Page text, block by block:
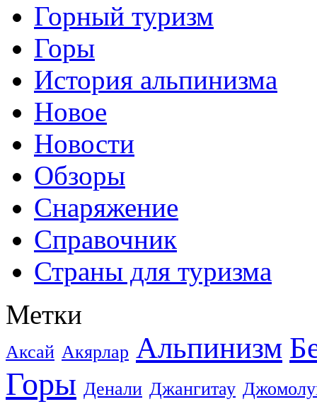
Горный туризм
Горы
История альпинизма
Новое
Новости
Обзоры
Снаряжение
Справочник
Страны для туризма
Метки
Аксай Акярлар Альпинизм
Горы Денали Джангитау